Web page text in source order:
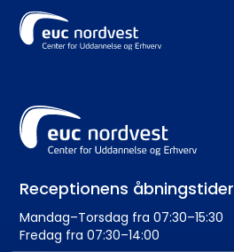
Receptionens åbningstider
Mandag–Torsdag fra 07:30–15:30
Fredag fra 07:30–14:00